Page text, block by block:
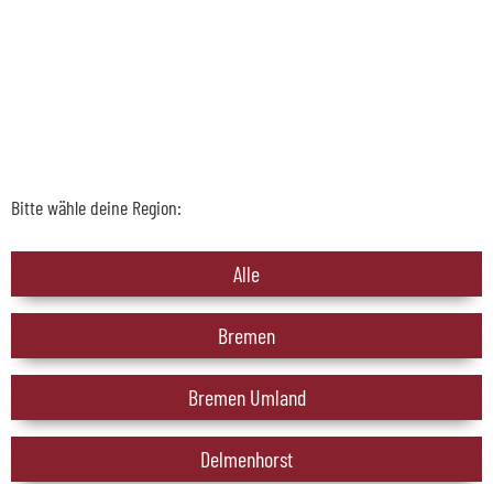
Bitte wähle deine Region:
Alle
Bremen
Bremen Umland
Delmenhorst